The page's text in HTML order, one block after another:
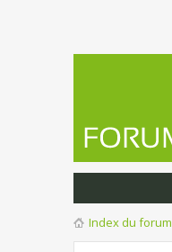
Index du forum